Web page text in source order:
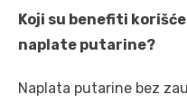
Koji su benefiti
naplate putarine?
Naplata putarine bez